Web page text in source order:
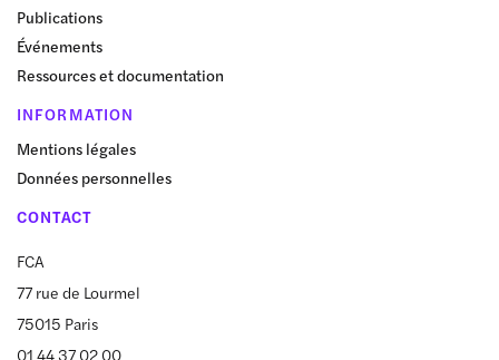
Publications
Événements
Ressources et documentation
INFORMATION
Mentions légales
Données personnelles
CONTACT
FCA
77 rue de Lourmel
75015 Paris
01 44 37 02 00